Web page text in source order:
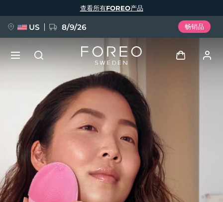
查看所有FOREO产品
US 8/9/26 畅销品
我的地址
FAQ™ Pure Beauty-Tech Elixir
BREAKING NEWS
English Deutsch
Español
Français
Italiano
Português
Polski
Svenska
Русский
Türkçe
简体中文 繁體中文